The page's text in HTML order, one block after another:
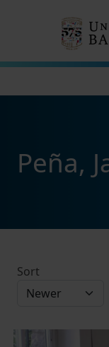
Peña,
Sort